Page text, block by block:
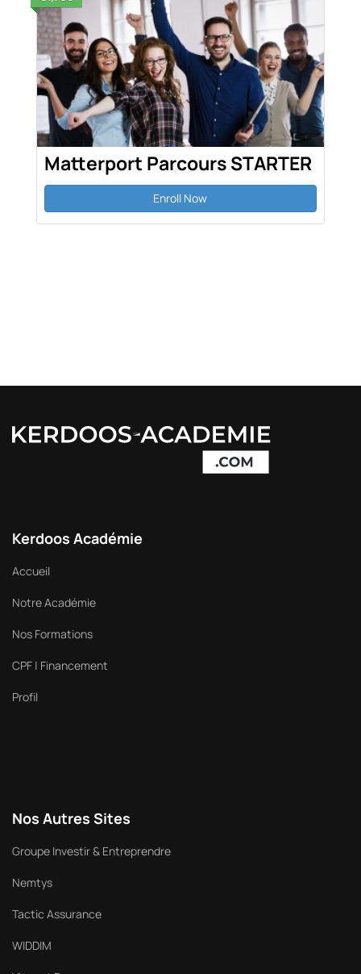
Matterport Parcours STARTER
Enroll Now
Kerdoos Académie
Accueil
Notre Académie
Nos Formations
CPF | Financement
Profil
Nos Autres Sites
Groupe Investir & Entreprendre
Nemtys
Tactic Assurance
WIDDIM